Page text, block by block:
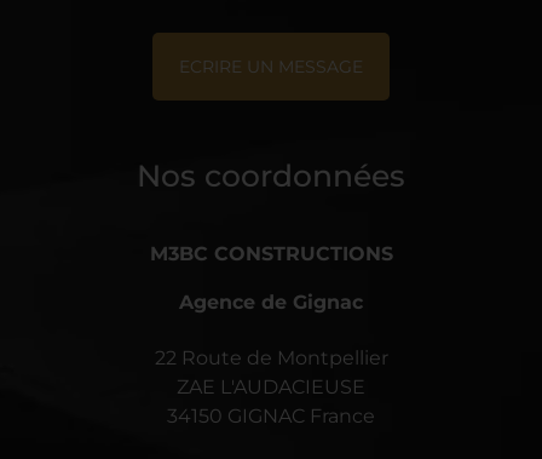
ECRIRE UN MESSAGE
Nos coordonnées
M3BC CONSTRUCTIONS
Agence de Gignac
22 Route de Montpellier
ZAE L'AUDACIEUSE
34150 GIGNAC France